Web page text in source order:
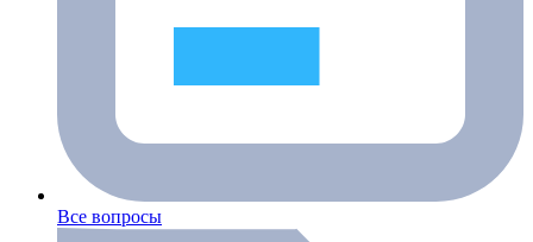
Все вопросы